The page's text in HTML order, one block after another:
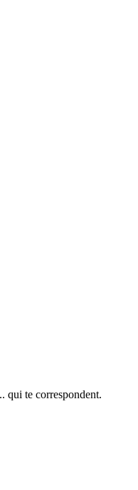
qui te correspondent.